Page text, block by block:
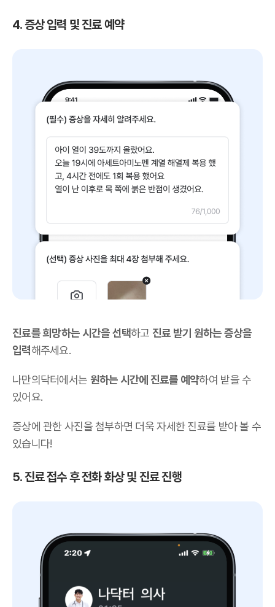
4. 증상 입력 및 진료 예약
진료를 희망하는 시간을 선택하고 진료 받기 원하는 증상을
입력해주세요.
나만의닥터에서는 원하는 시간에 진료를 예약하여 받을 수
있어요.
증상에 관한 사진을 첨부하면 더욱 자세한 진료를 받아 볼 수
있습니다!
5. 진료 접수 후 전화 화상 및 진료 진행